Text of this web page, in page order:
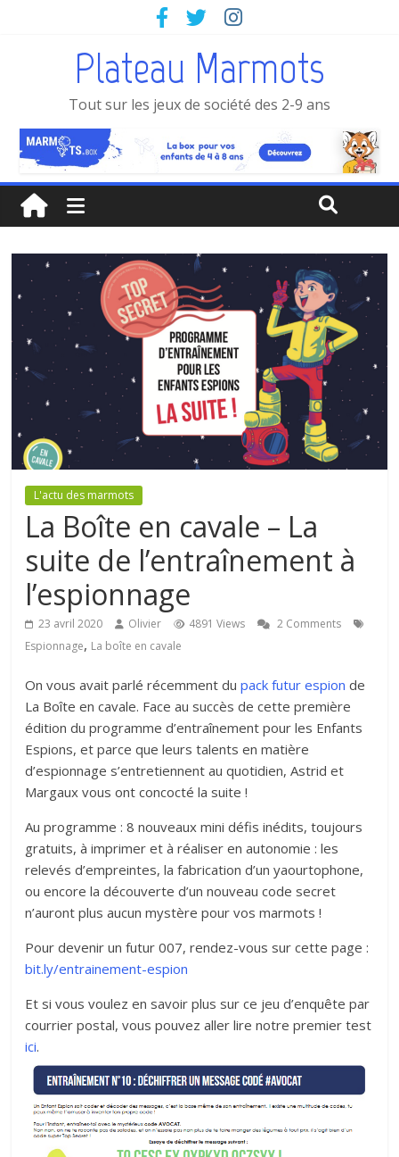
Plateau Marmots
Tout sur les jeux de société des 2-9 ans
L'actu des marmots
La Boîte en cavale – La
suite de l’entraînement à
l’espionnage
23 avril 2020 Olivier 4891 Views
2 Comments
Espionnage, La boîte en cavale
On vous avait parlé récemment dupack futur espion de
La Boîte en cavale. Face au succès de cette première
édition du programme d’entraînement pour les Enfants
Espions, et parce que leurs talents en matière
d’espionnage s’entretiennent au quotidien, Astrid et
Margaux vous ont concocté la suite !
Au programme : 8 nouveaux mini défis inédits, toujours
gratuits, à imprimer et à réaliser en autonomie : les
relevés d’empreintes, la fabrication d’un yaourtophone,
ou encore la découverte d’un nouveau code secret
n’auront plus aucun mystère pour vos marmots !
Pour devenir un futur 007, rendez-vous sur cette page :
bit.ly/entrainement-espion
Et si vous voulez en savoir plus sur ce jeu d’enquête par
courrier postal, vous pouvez aller lire notre premier test
ici.